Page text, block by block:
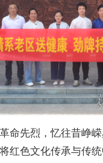
命先烈，忆往昔峥
红色文化传承与传